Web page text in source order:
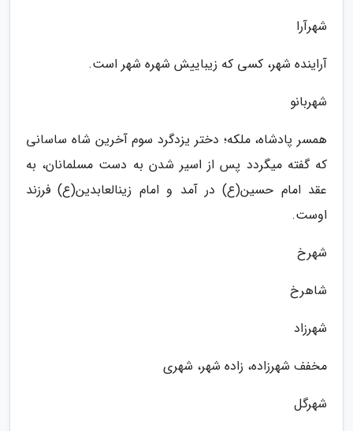
شهرآرا
آراینده شهر، کسی که زیباییش شهره شهر است.
شهربانو
همسر پادشاه، ملکه؛ دختر یزدگرد سوم آخرین شاه ساسانی
که گفته میگردد پس از اسیر شدن به دست مسلمانان، به
عقد امام حسین(ع) در آمد و امام زینالعابدین(ع) فرزند
اوست.
شهرخ
شاهرخ
شهرزاد
مخفف شهرزاده، زاده شهر، شهری
شهرگل